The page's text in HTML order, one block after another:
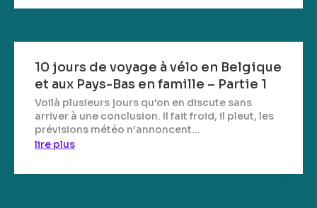
10 jours de voyage à vélo en Belgique
et aux Pays-Bas en famille – Partie 1
Voilà plusieurs jours qu'on en discute sans
arriver à une conclusion. Il fait froid, il pleut, les
prévisions météo n'annoncent...
lire plus